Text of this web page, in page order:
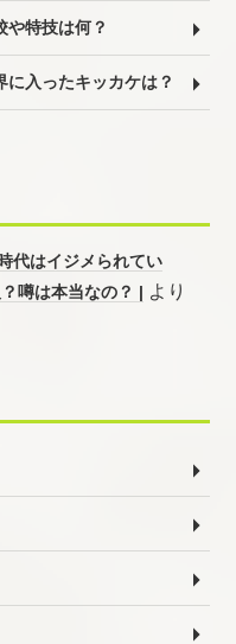
や特技は何？
に入ったキッカケは？
代はイジメられてい
噂は本当なの？ | より